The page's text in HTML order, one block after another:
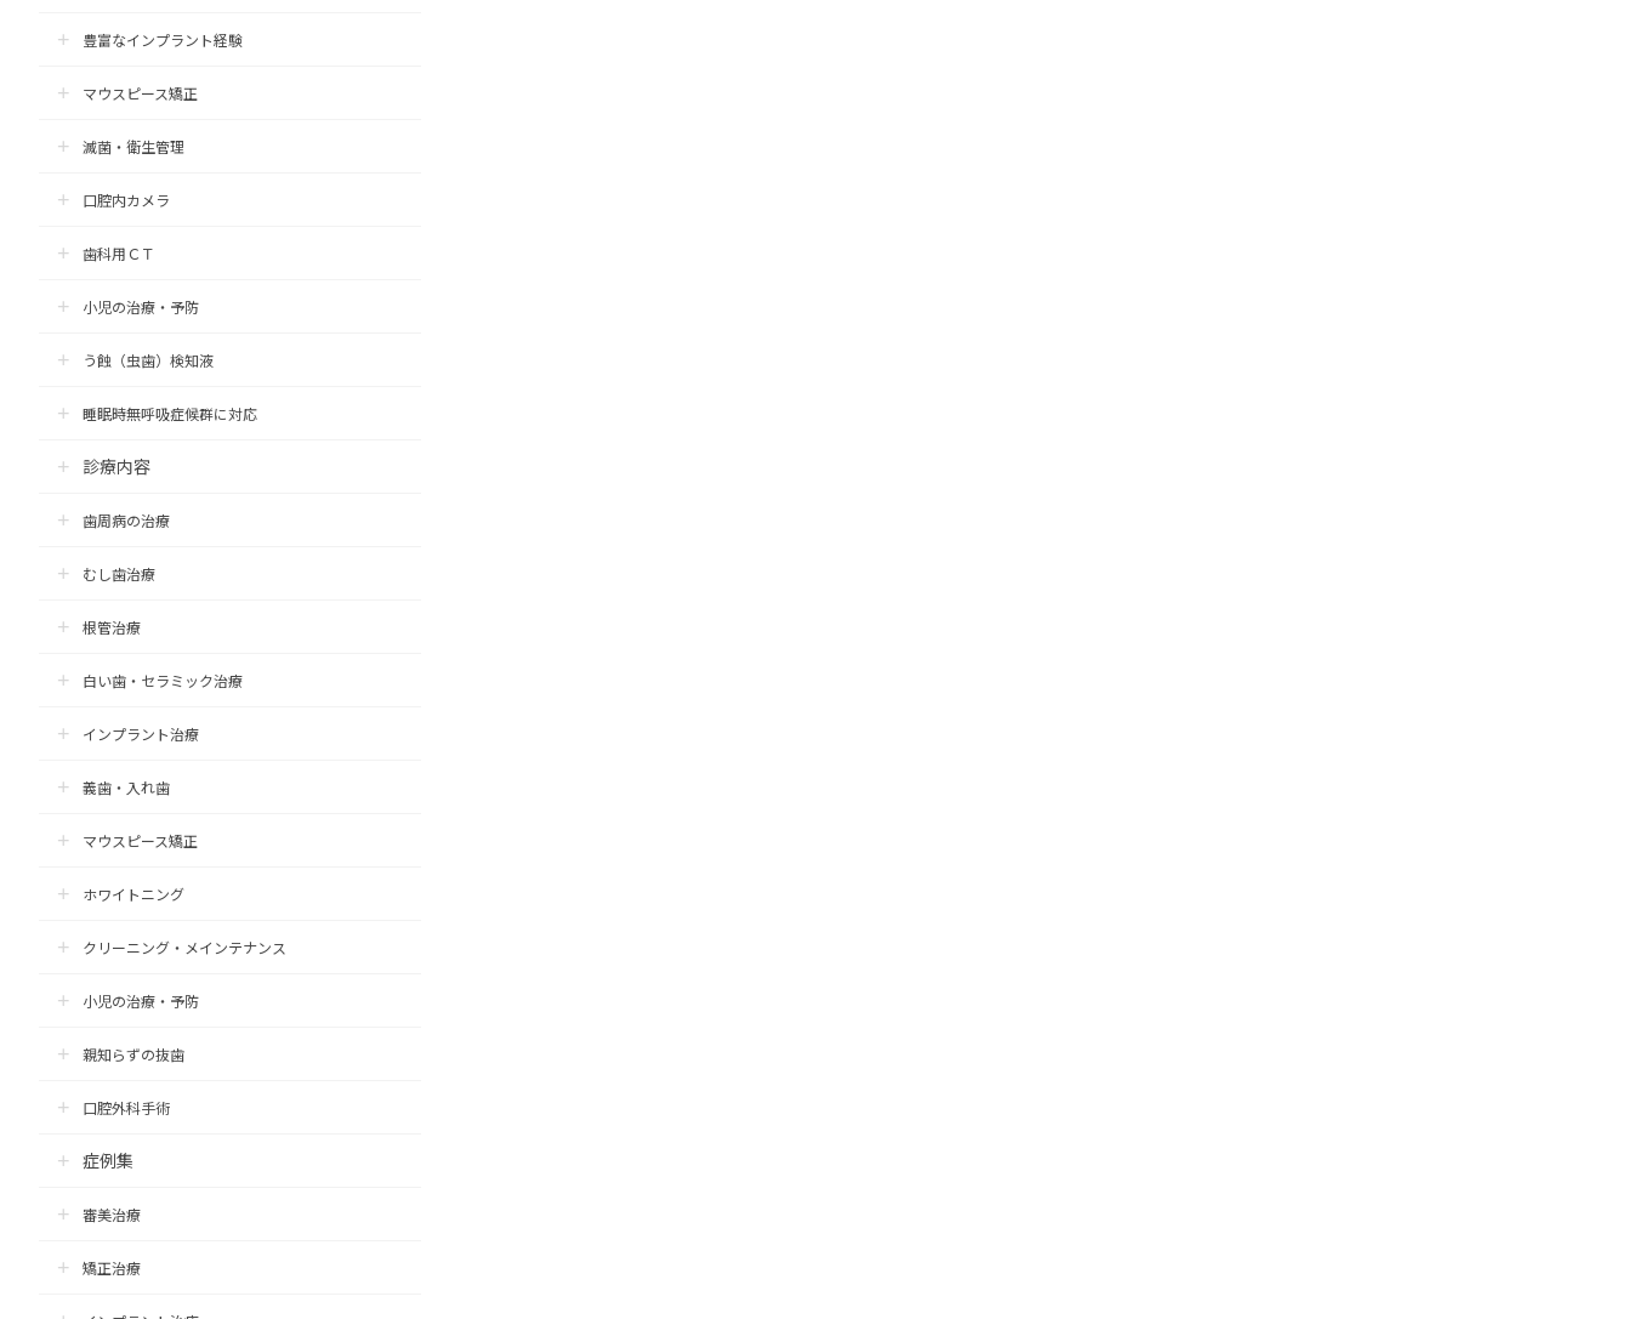
豊富なインプラント経験
マウスピース矯正
滅菌・衛生管理
口腔内カメラ
歯科用ＣＴ
小児の治療・予防
う蝕（虫歯）検知液
睡眠時無呼吸症候群に対応
診療内容
歯周病の治療
むし歯治療
根管治療
白い歯・セラミック治療
インプラント治療
義歯・入れ歯
マウスピース矯正
ホワイトニング
クリーニング・メインテナンス
小児の治療・予防
親知らずの抜歯
口腔外科手術
症例集
審美治療
矯正治療